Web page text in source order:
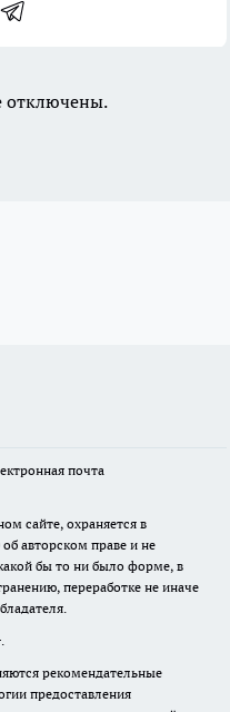
отключены.
почта
сайте, охраняется в
авторском праве и не
бы то ни было форме, в
переработке не иначе
рекомендательные
предоставления